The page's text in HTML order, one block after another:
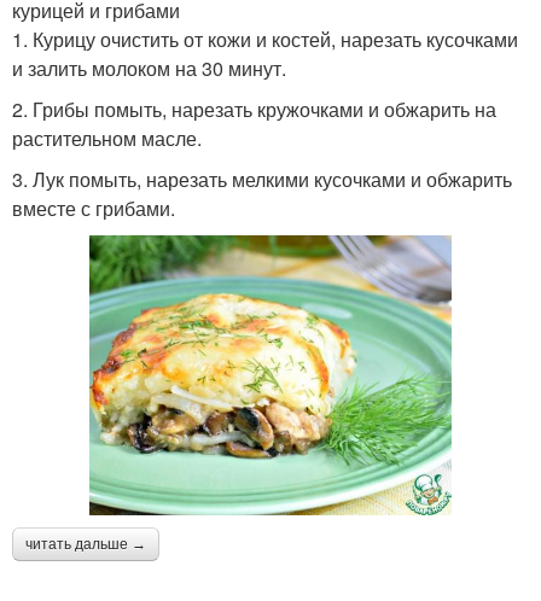
курицей и грибами
1. Курицу очистить от кожи и костей, нарезать кусочками
и залить молоком на 30 минут.
2. Грибы помыть, нарезать кружочками и обжарить на
растительном масле.
3. Лук помыть, нарезать мелкими кусочками и обжарить
вместе с грибами.
читать дальше →